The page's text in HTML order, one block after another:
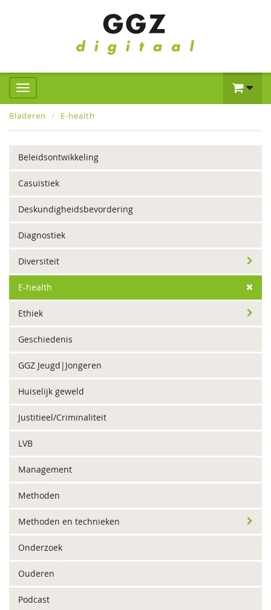
Bladeren E-health
Beleidsontwikkeling
Casuïstiek
Deskundigheidsbevordering
Diagnostiek
Diversiteit
E-health
Ethiek
Geschiedenis
GGZ Jeugd|Jongeren
Huiselijk geweld
Justitieel/Criminaliteit
LVB
Management
Methoden
Methoden en technieken
Onderzoek
Ouderen
Podcast